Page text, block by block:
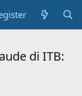
di ITB: